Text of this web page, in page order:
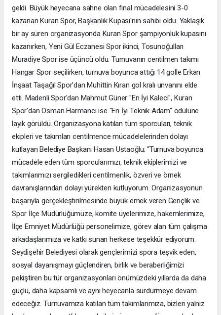
geldi. Büyük heyecana sahne olan final mücadelesini 3-0
kazanan Kuran Spor, Başkanlık Kupası'nın sahibi oldu. Yaklaşık
bir ay süren organizasyonda Kuran Spor şampiyonluk kupasını
kazanırken, Yeni Gül Eczanesi Spor ikinci, Tosunoğulları
Muradiye Spor ise üçüncü oldu. Turnuvanın centilmen takımı
Hangar Spor seçilirken, turnuva boyunca attığı 14 golle Erkan
İnşaat Taşağıl Spor'dan Muhittin Kıran gol kralı unvanını elde
etti. Madenli Spor'dan Mahmut Güner "En İyi Kaleci", Kuran
Spor'dan Osman Harmancı ise "En İyi Teknik Adam" ödülüne
layık görüldü. Organizasyona katılan tüm sporcuları, teknik
ekipleri ve takımları centilmence mücadelelerinden dolayı
kutlayan Belediye Başkanı Hasan Ustaoğlu; “Turnuva boyunca
mücadele eden tüm sporcularımızı, teknik ekiplerimizi ve
takımlarımızı sergiledikleri centilmenlik, özveri ve örnek
davranışlarından dolayı yürekten kutluyorum. Organizasyonun
başarıyla gerçekleştirilmesinde büyük emek veren Gençlik ve
Spor İlçe Müdürlüğümüze, komite üyelerimize, hakemlerimize,
İlçe Emniyet Müdürlüğü personelimize, görev alan tüm çalışma
arkadaşlarımıza ve katkı sunan herkese teşekkür ediyorum.
Seydişehir Belediyesi olarak gençlerimizi spora teşvik eden,
sosyal dayanışmayı güçlendiren, birlik ve beraberliğimizi
pekiştiren bu tür organizasyonları önümüzdeki yıllarda da daha
güçlü, daha kapsamlı ve aynı heyecanla sürdürmeye devam
edeceğiz. Turnuvamıza katılan tüm takımlarımıza, bizleri yalnız